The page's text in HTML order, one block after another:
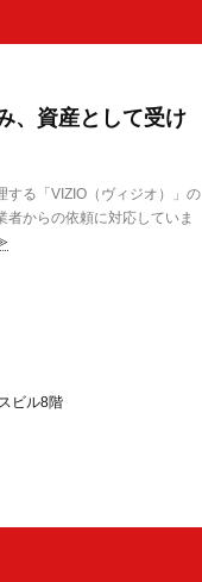
、資産として受け
る「VIZIO（ヴィジオ）」の
からの依頼に対応していま
ビル8階